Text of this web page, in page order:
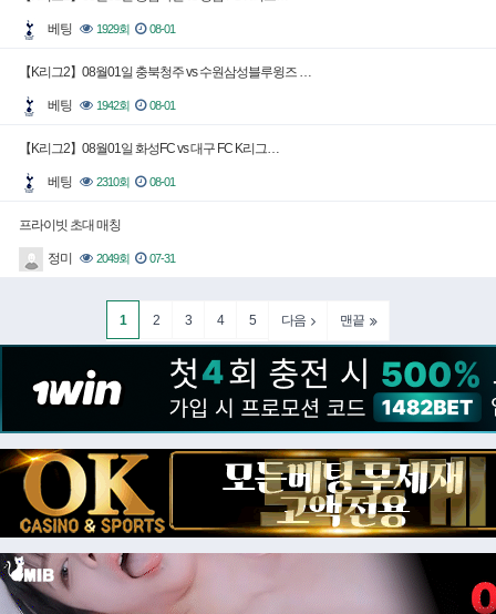
베팅 1929회 08-01
【K리그2】08월01일 충북청주 vs 수원삼성블루윙즈 …
베팅 1942회 08-01
【K리그2】08월01일 화성FC vs 대구 FC K리그…
베팅 2310회 08-01
프라이빗 초대 매칭
정미 2049회 07-31
1 2 3 4 5 다음 맨끝